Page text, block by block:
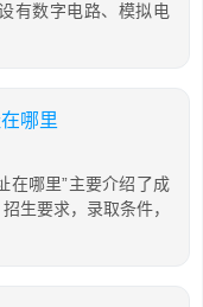
有数字电路、模拟电
哪里
在哪里”主要介绍了成
生要求，录取条件，